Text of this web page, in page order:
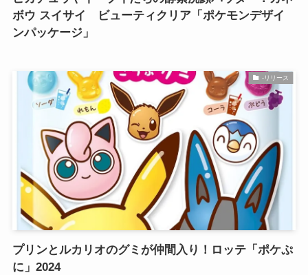
ボウ スイサイ ビューティクリア「ポケモンデザイ
ンパッケージ」
-リリース
プリンとルカリオのグミが仲間入り！ロッテ「ポケぷ
に」2024